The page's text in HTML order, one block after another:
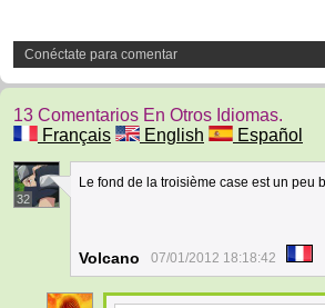
Conéctate para comentar
13 Comentarios En Otros Idiomas.
Français
English Español
32
Le fond de la troisième case est un
Volcano 07/01/2012 18:18:42